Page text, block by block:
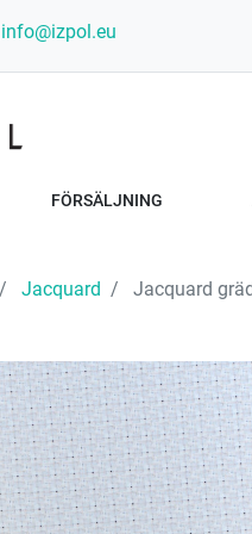
info@izpol.eu
FÖRSÄLJNING
Jacquard Jacquard